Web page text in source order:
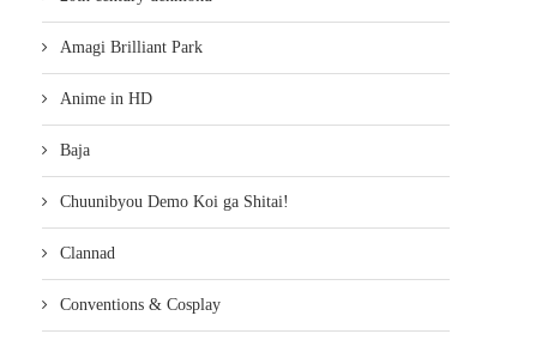
Amagi Brilliant Park
Anime in HD
Baja
Chuunibyou Demo Koi ga Shitai!
Clannad
Conventions & Cosplay